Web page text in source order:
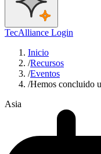
TecAlliance Login
Inicio
/Recursos
/Eventos
/Hemos concluido
Asia